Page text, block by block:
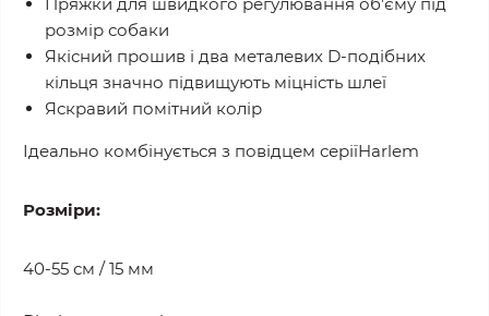
розмір собаки
Якісний прошив і два металевих D-подібних
кільця значно підвищують міцність шлеї
Яскравий помітний колір
Ідеально комбінується з повідцем серіїHarlem
Розміри:
40-55 см / 15 мм